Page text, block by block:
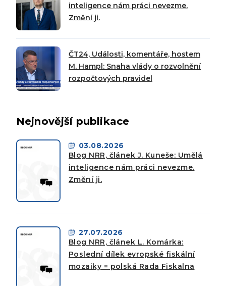
inteligence nám práci nevezme.
Změní ji.
ČT24, Události, komentáře, hostem
M. Hampl: Snaha vlády o rozvolnění
rozpočtových pravidel
Nejnovější publikace
03.08.2026
Blog NRR, článek J. Kuneše: Umělá
inteligence nám práci nevezme.
Změní ji.
27.07.2026
Blog NRR, článek L. Komárka:
Poslední dílek evropské fiskální
mozaiky = polská Rada Fiskalna